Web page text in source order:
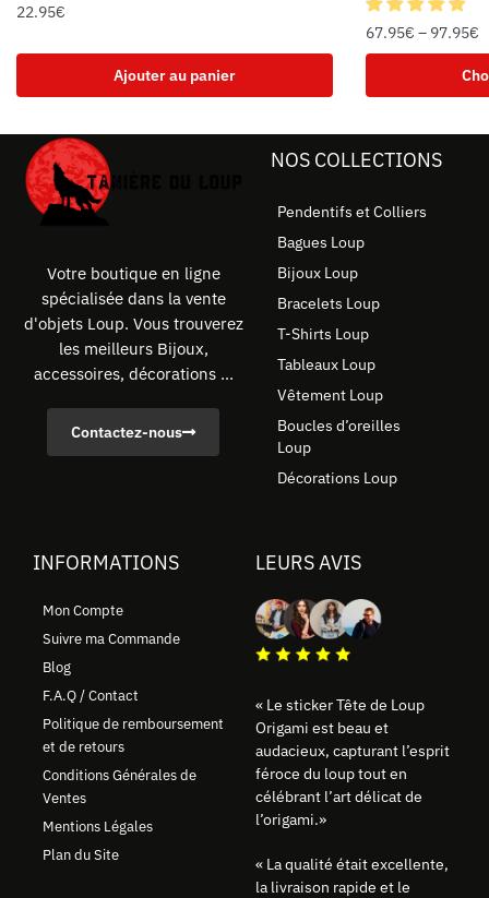
22.95€
Ajouter au panier
67.95€ – 97.95€
Votre boutique en ligne
spécialisée dans la vente
d'objets Loup. Vous trouverez
les meilleurs Bijoux,
accessoires, décorations ...
Contactez-nous
NOS COLLECTIONS
Pendentifs et Colliers
Bagues Loup
Bijoux Loup
Bracelets Loup
T-Shirts Loup
Tableaux Loup
Vêtement Loup
Boucles d’oreilles
Loup
Décorations Loup
INFORMATIONS
Mon Compte
Suivre ma Commande
Blog
F.A.Q / Contact
Politique de remboursement
et de retours
Conditions Générales de
Ventes
Mentions Légales
Plan du Site
LEURS AVIS
« Le sticker Tête de Loup
Origami est beau et
audacieux, capturant l’esprit
féroce du loup tout en
célébrant l’art délicat de
l’origami.»
« La qualité était excellente,
la livraison rapide et le